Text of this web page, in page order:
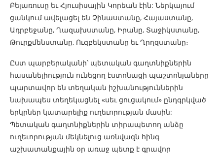
Բելառուսը եւ Հյուսիսային Կորեան էին: Ներկայում
ցանկում ավելացել են Չինաստանը, Հայաստանը,
Ադրբեջանը, Ղազախստանը, Իրանը, Տաջիկստանը,
Թուրքմենստանը, Ուզբեկստանը եւ Ղրղզստանը։
Ըստ պարբերականի՝ պետական ​​գաղտնիքներին
հասանելիություն ունեցող էստոնացի պաշտոնյաները
պարտավոր են տեղական իշխանություններին
նախապես տեղեկացնել «սեւ ցուցակում» ընդգրկված
երկրներ կատարելիք ուղեւորության մասին:
Պետական ​​գաղտնիքներին տիրապետող անձը
ուղեւորության մեկնելուց առնվազն հինգ
աշխատանքային օր առաջ պետք է գրավոր